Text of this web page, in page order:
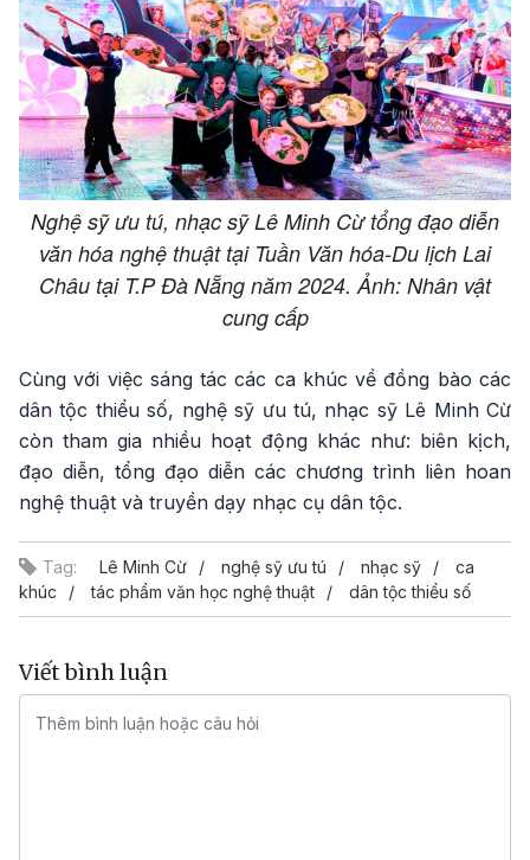
Nghệ sỹ ưu tú, nhạc sỹ Lê Minh Cừ tổng đạo diễn
văn hóa nghệ thuật tại Tuần Văn hóa-Du lịch Lai
Châu tại T.P Đà Nẵng năm 2024. Ảnh: Nhân vật
cung cấp
Cùng với việc sáng tác các ca khúc về đồng bào các
dân tộc thiểu số, nghệ sỹ ưu tú, nhạc sỹ Lê Minh Cừ
còn tham gia nhiều hoạt động khác như: biên kịch,
đạo diễn, tổng đạo diễn các chương trình liên hoan
nghệ thuật và truyền dạy nhạc cụ dân tộc.
Tag: Lê Minh Cừ nghệ sỹ ưu tú nhạc sỹ
ca
khúc
tác phẩm văn học nghệ thuật dân tộc thiểu số
Viết bình luận